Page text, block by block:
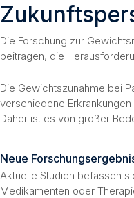
Die Forschung zur
beitragen, die
Die Gewichtszunahme bei
verschiedene
Daher ist es von großer
Neue
Aktuelle Studien befassen
Medikamenten oder